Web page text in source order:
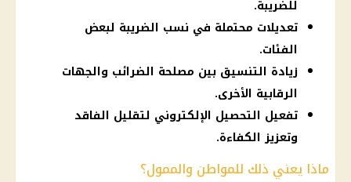
للضريبة.
تعديلات محتملة في نسب الضريبة لبعض
الفئات.
زيادة التنسيق بين مصلحة الضرائب والجهات
الرقابية الأخرى.
تفعيل التحصيل الإلكتروني لتقليل الفاقد
وتعزيز الكفاءة.
ماذا يعني ذلك للمواطن والممول؟